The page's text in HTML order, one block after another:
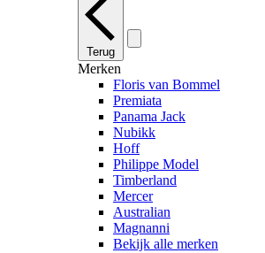
Terug
Merken
Floris van Bommel
Premiata
Panama Jack
Nubikk
Hoff
Philippe Model
Timberland
Mercer
Australian
Magnanni
Bekijk alle merken